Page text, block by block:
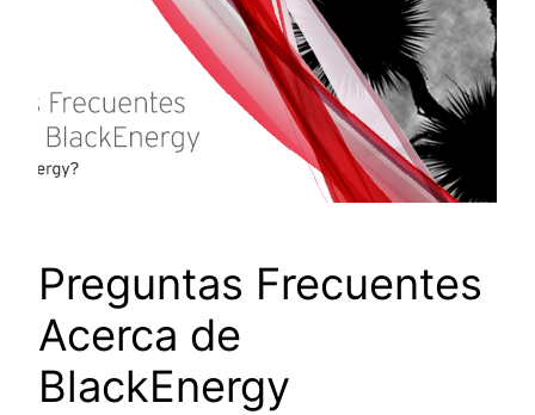
Preguntas Frecuentes
Acerca de
BlackEnergy